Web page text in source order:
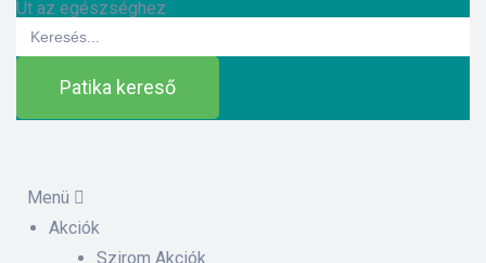
Út az egészséghez
for:
Patika kereső
Menü
Akciók
Szirom Akciók